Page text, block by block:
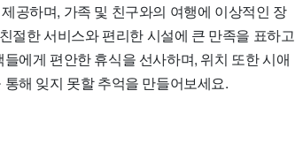
공하며, 가족 및 친구와의 여행에 이상적인 장
절한 서비스와 편리한 시설에 큰 만족을 표하고
에게 편안한 휴식을 선사하며, 위치 또한 시애
해 잊지 못할 추억을 만들어보세요.